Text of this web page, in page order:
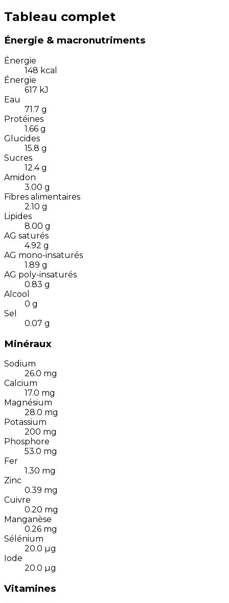
Tableau complet
Énergie & macronutriments
Énergie
148 kcal
Énergie
617 kJ
Eau
71.7 g
Protéines
1.66 g
Glucides
15.8 g
Sucres
12.4 g
Amidon
3.00 g
Fibres alimentaires
2.10 g
Lipides
8.00 g
AG saturés
4.92 g
AG mono-insaturés
1.89 g
AG poly-insaturés
0.83 g
Alcool
0 g
Sel
0.07 g
Minéraux
Sodium
26.0 mg
Calcium
17.0 mg
Magnésium
28.0 mg
Potassium
200 mg
Phosphore
53.0 mg
Fer
1.30 mg
Zinc
0.39 mg
Cuivre
0.20 mg
Manganèse
0.26 mg
Sélénium
20.0 µg
Iode
20.0 µg
Vitamines